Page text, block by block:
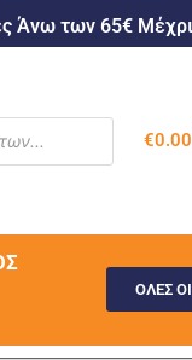
Άνω των 65€
€0.00
ΟΛΕΣ